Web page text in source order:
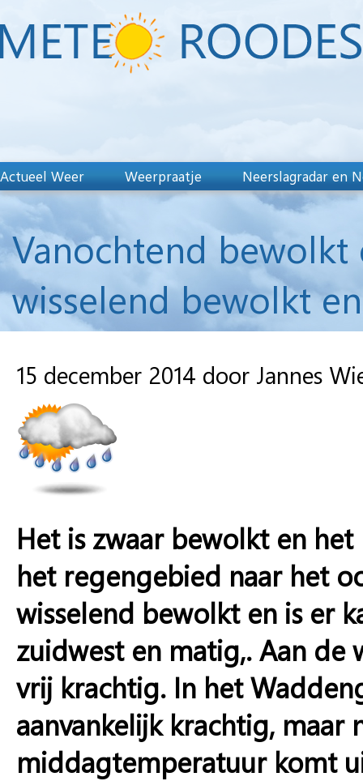
Actueel Weer Weerpraatje Neerslagradar en
Vanochtend bewolkt
wisselend bewolkt
15 december 2014 door Jannes
Het is zwaar bewolkt en
het regengebied naar het
wisselend bewolkt en is er
zuidwest en matig,. Aan de
vrij krachtig. In het
aanvankelijk krachtig,
middagtemperatuur komt